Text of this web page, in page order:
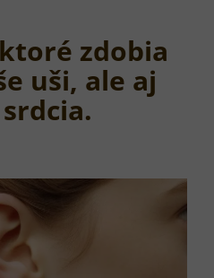
zdobia
uši, ale aj